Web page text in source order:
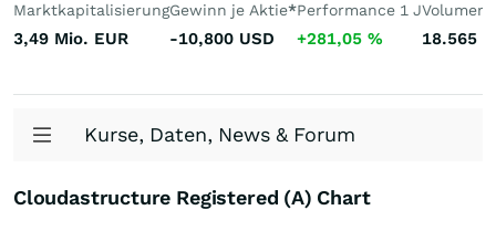
Marktkapitalisierung
3,49 Mio. EUR
Gewinn je Aktie*
-10,800 USD
Performance 1 J
+281,05 %
Volumen
18.565
Kurse, Daten, News & Forum
Cloudastructure Registered (A) Chart